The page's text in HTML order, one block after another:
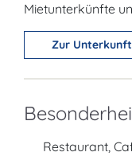
Mietunterkünfte
Zur Unterkunft
Restaurant,